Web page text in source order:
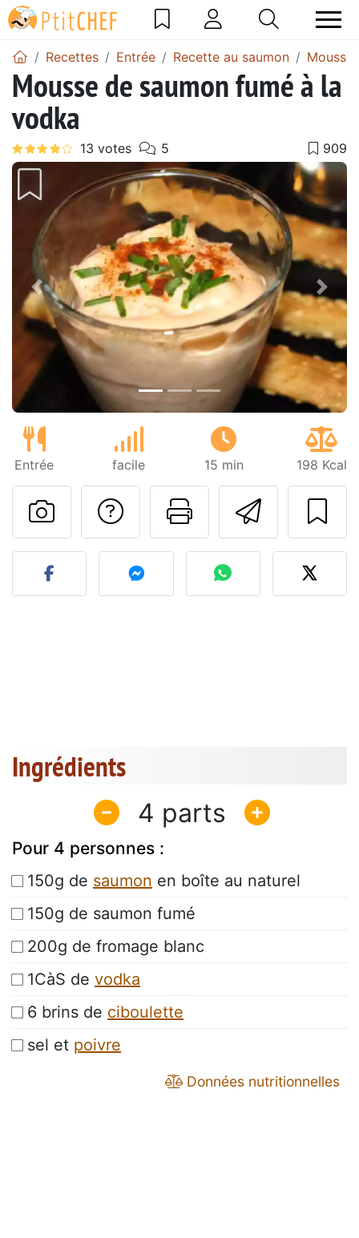
Recettes Entrée Recette au saumon Mousse
Mousse de saumon fumé à la
vodka
Précédent
Entrée facile 15 min 198 Kcal
Imprimer
Poser une
Publier votre photo de
Ingrédients
4
Pour 4 personnes :
150g de saumon en boîte au naturel
150g de saumon fumé
200g de fromage blanc
1CàS de vodka
6 brins de ciboulette
sel et poivre
Données nutritionnelles